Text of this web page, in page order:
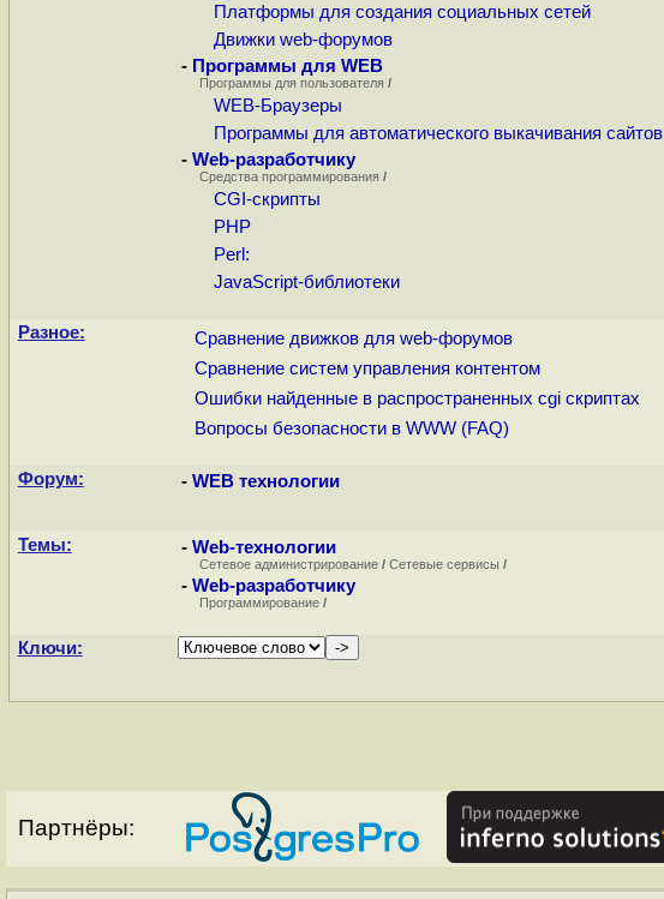
Платформы для создания социальных сетей
Движки web-форумов
- Программы для WEB
Программы для пользователя /
WEB-Браузеры
Программы для автоматического выкачивания сайтов
- Web-разработчику
Средства программирования /
CGI-скрипты
PHP
Perl:
JavaScript-библиотеки
Разное:
Сравнение движков для web-форумов
Сравнение систем управления контентом
Ошибки найденные в распространенных cgi скриптах
Вопросы безопасности в WWW (FAQ)
Форум: - WEB технологии
Темы: - Web-технологии
Сетевое администрирование / Сетевые сервисы /
- Web-разработчику
Программирование /
Ключи:
Партнёры: